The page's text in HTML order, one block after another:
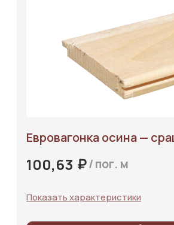
Евровагонка осина —
100,63 ₽/пог. м
Показать характеристики